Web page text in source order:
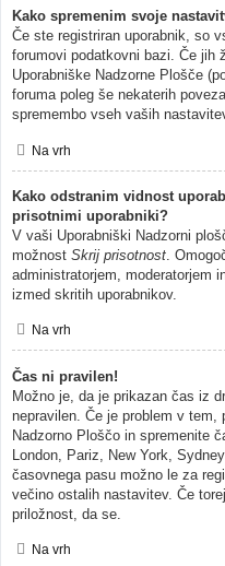
Kako spremenim svoje
Če ste registriran uporabnik, so
forumovi podatkovni bazi. Če jih
Uporabniške Nadzorne Plošče
foruma poleg še nekaterih
spremembo vseh vaših
Na vrh
Kako odstranim vidnost
prisotnimi uporabniki?
V vaši Uporabniški Nadzorni
možnost Skrij prisotnost .
administratorjem, moderatorjem
izmed skritih uporabnikov.
Na vrh
Čas ni pravilen!
Možno je, da je prikazan čas iz
nepravilen. Če je problem v
Nadzorno Ploščo in spremenite
London, Pariz, New York,
časovnega pasu možno le za
večino ostalih nastavitev. Če
priložnost, da se.
Na vrh